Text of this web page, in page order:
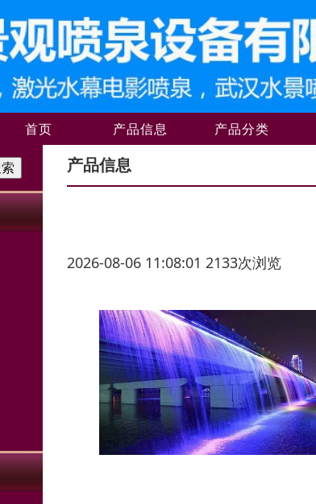
首页 产品信息 产品分类
产品信息
2026-08-06 11:08:01 2133次浏览